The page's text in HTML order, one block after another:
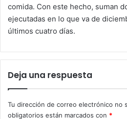
comida. Con este hecho, suman
ejecutadas en lo que va de
últimos cuatro días.
Deja una respuesta
Tu dirección de correo electrónico no
obligatorios están marcados con *